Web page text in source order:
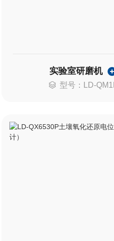
实验室研磨机
型号：LD-QM1L